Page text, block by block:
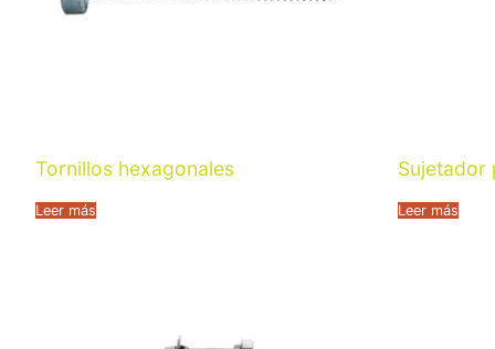
Tornillos hexagonales
Leer más
Sujetador
Leer más